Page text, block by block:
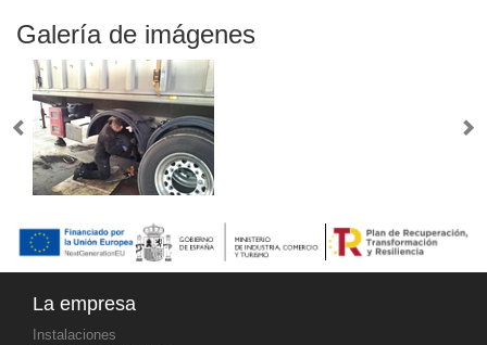
Galería de imágenes
La empresa
Instalaciones